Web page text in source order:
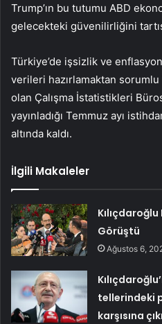
Trump’ın bu tutumu ABD
gelecekteki güvenilirliğini
Türkiye’de işsizlik ve
verileri hazırlamaktan sorumlu
olan Çalışma İstatistikleri
yayınladığı Temmuz ayı
altında kaldı.
İlgili Makaleler
Görüştü
Ağustos 6,
tellerindeki
karşısına